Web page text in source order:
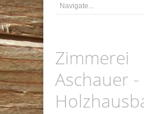
Zimmerei
Aschauer -